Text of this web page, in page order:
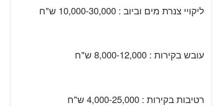
ליקויי צנרת מים וביוב : 10,000-30,000 ש"ח
עובש בקירות : 8,000-12,000 ש"ח
רטיבות בקירות : 4,000-25,000 ש"ח